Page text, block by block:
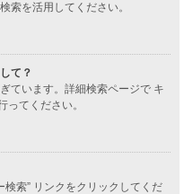
索を活用してください。
て？
ています。詳細検索ページで キ
ってください。
検索” リンクをクリックしてくだ